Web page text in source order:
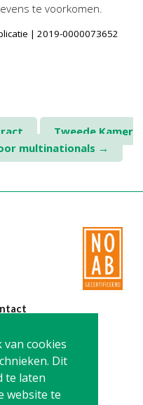
cookies
Dit
te laten
website te
te voorkomen.
| 2019-0000073652
Tweede Kamer
multinationals →
0299-420870
info@avanti-
NL861212733B01